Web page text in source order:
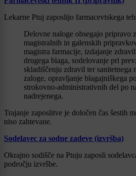
Lekarne Ptuj zaposlijo farmacevtskega
Delovne naloge obsegajo pripravo
magistralnih in galenskih
magistra farmacije, izdajanje
drugega blaga, sodelovanje pri
skladiščenju zdravil ter sanitetnega
zaloge, opravljanje blagajniškega
strokovno-administrativnih del po
nadrejenega.
Trajanje zaposlitve je določen čas šestih
niso zahtevane.
Sodelavec za sodne zadeve (izvršba)
Okrajno sodišče na Ptuju zaposli
področju izvršbe.